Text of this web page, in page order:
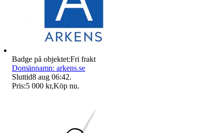
Badge på objektet:Fri frakt
Domännamn: arkens.se
Sluttid8 aug 06:42.
Pris:5 000 kr,Köp nu.